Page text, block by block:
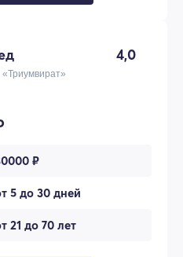
4,0
₽
5 до 30 дней
21 до 70 лет